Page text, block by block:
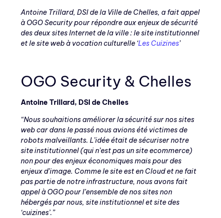
Antoine Trillard, DSI de la Ville de Chelles, a fait appel
à OGO Security pour répondre aux enjeux de sécurité
des deux sites Internet de la ville : le site institutionnel
et le site web à vocation culturelle ‘Les Cuizines’
OGO Security & Chelles
Antoine Trillard, DSI de Chelles
“Nous souhaitions améliorer la sécurité sur nos sites
web car dans le passé nous avions été victimes de
robots malveillants. L’idée était de sécuriser notre
site institutionnel (qui n’est pas un site ecommerce)
non pour des enjeux économiques mais pour des
enjeux d’image. Comme le site est en Cloud et ne fait
pas partie de notre infrastructure, nous avons fait
appel à OGO pour l’ensemble de nos sites non
hébergés par nous, site institutionnel et site des
‘cuizines’.”